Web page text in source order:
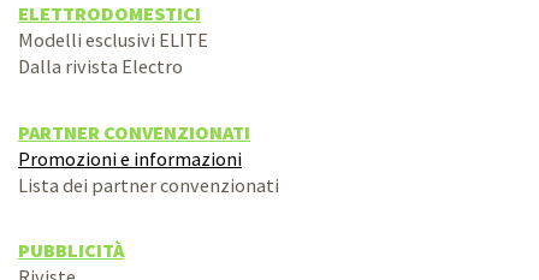
ELETTRODOMESTICI
Modelli esclusivi ELITE
Dalla rivista Electro
PARTNER CONVENZIONATI
Promozioni e informazioni
Lista dei partner convenzionati
PUBBLICITÀ